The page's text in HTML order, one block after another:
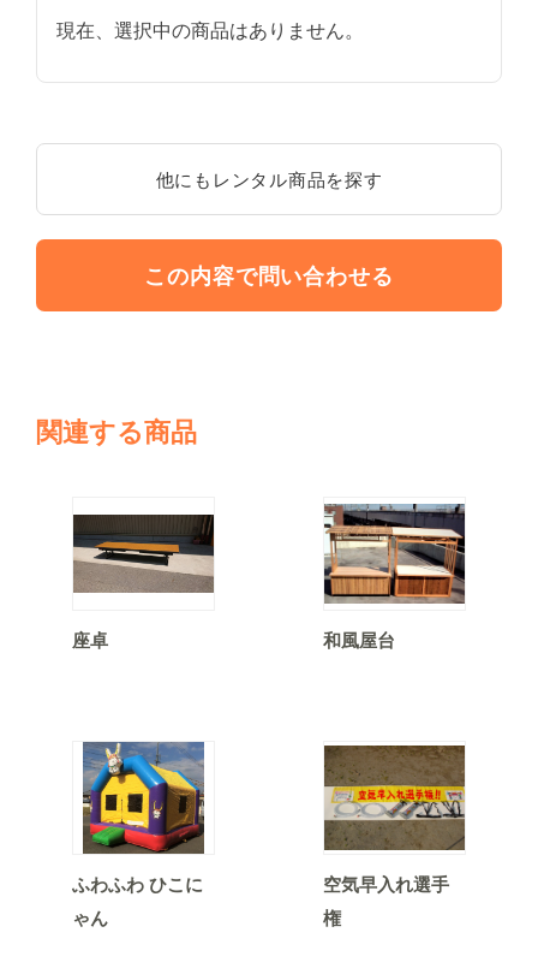
現在、選択中の商品はありません。
他にもレンタル商品を探す
この内容で問い合わせる
関連する商品
座卓 和風屋台
ふわふわ ひこに
ゃん
空気早入れ選手
権